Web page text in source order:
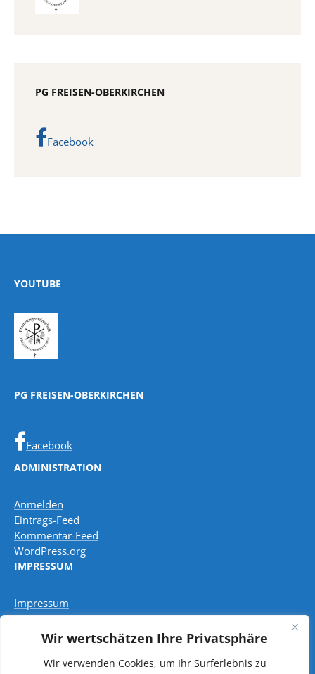
Wir wertschätzen Ihre Privatsphäre
Wir verwenden Cookies, um Ihr Surferlebnis zu
PG FREISEN-OBERKIRCHEN
Facebook
YOUTUBE
PG FREISEN-OBERKIRCHEN
Facebook
ADMINISTRATION
Anmelden
Eintrags-Feed
Kommentar-Feed
WordPress.org
IMPRESSUM
Impressum
Datenschutzbestimmungen